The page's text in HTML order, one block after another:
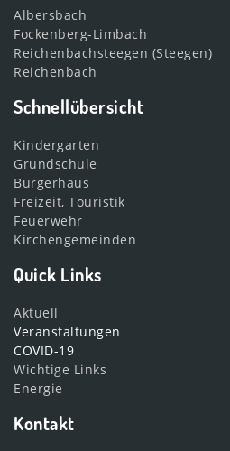
Albersbach
Fockenberg-Limbach
Reichenbachsteegen (Steegen)
Reichenbach
Schnellübersicht
Kindergarten
Grundschule
Bürgerhaus
Freizeit, Touristik
Feuerwehr
Kirchengemeinden
Quick Links
Aktuell
Veranstaltungen
COVID-19
Wichtige Links
Energie
Kontakt